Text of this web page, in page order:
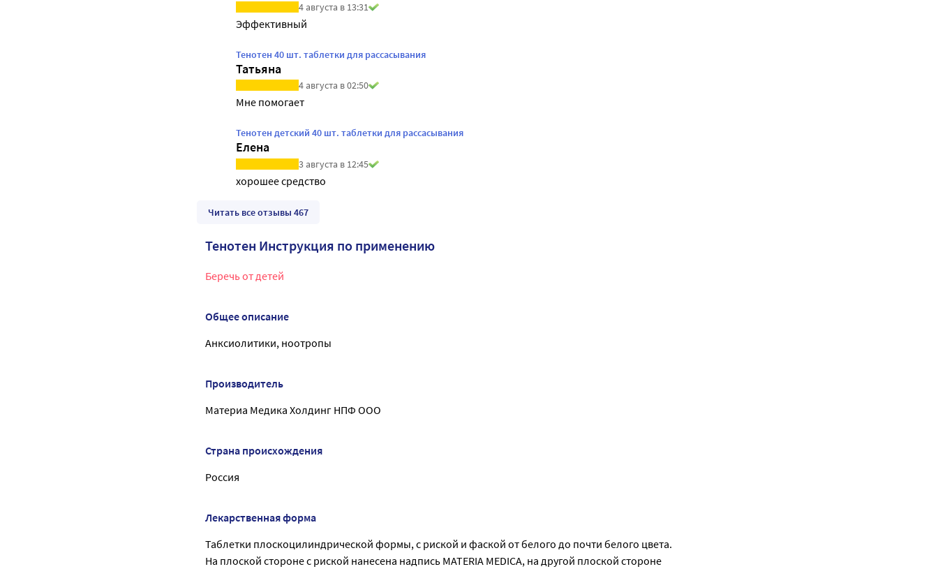
4 августа в 13:31
Эффективный
Тенотен 40 шт. таблетки для рассасывания
Татьяна
4 августа в 02:50
Мне помогает
Тенотен детский 40 шт. таблетки для рассасывания
Елена
3 августа в 12:45
хорошее средство
Читать все отзывы 467
Тенотен Инструкция по применению
Беречь от детей
Общее описание
Анксиолитики, ноотропы
Производитель
Материа Медика Холдинг НПФ ООО
Страна происхождения
Россия
Лекарственная форма
Таблетки плоскоцилиндрической формы, с риской и фаской от белого до почти белого цвета.
На плоской стороне с риской нанесена надпись MATERIA MEDICA, на другой плоской стороне